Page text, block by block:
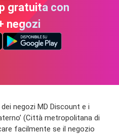
gratuita con
negozi
negozi MD Discount e i
(Città metropolitana di
facilmente se il negozio